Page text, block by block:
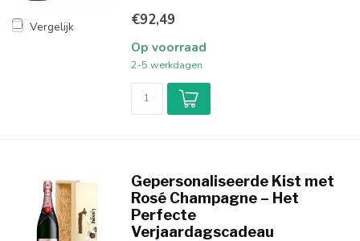
Vergelijk €92,49
Op voorraad
2-5 werkdagen
Gepersonaliseerde Kist met
Rosé Champagne – Het
Perfecte
Verjaardagscadeau